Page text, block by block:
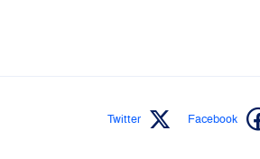
Facebook
Twitter